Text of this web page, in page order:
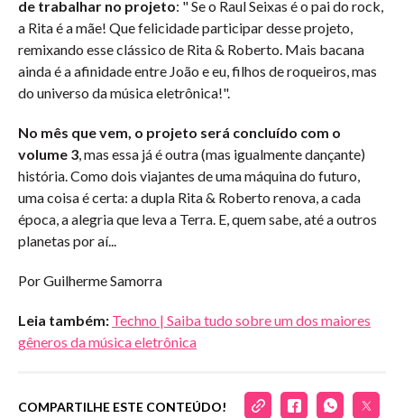
de trabalhar no projeto: " Se o Raul Seixas é o pai do rock,
a Rita é a mãe! Que felicidade participar desse projeto,
remixando esse clássico de Rita & Roberto. Mais bacana
ainda é a afinidade entre João e eu, filhos de roqueiros, mas
do universo da música eletrônica!".
No mês que vem, o projeto será concluído com o
volume 3, mas essa já é outra (mas igualmente dançante)
história. Como dois viajantes de uma máquina do futuro,
uma coisa é certa: a dupla Rita & Roberto renova, a cada
época, a alegria que leva a Terra. E, quem sabe, até a outros
planetas por aí...
Por Guilherme Samorra
Leia também: Techno | Saiba tudo sobre um dos maiores
gêneros da música eletrônica
COMPARTILHE ESTE CONTEÚDO!